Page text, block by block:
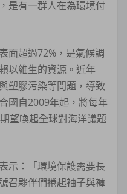
是有一群人在為環境付
面超過72%，是氣候調
以維生的資源。近年
塑膠污染等問題，導致
國自2009年起，將每年
望喚起全球對海洋議題
示：「環境保護需要長
召夥伴們捲起袖子與褲